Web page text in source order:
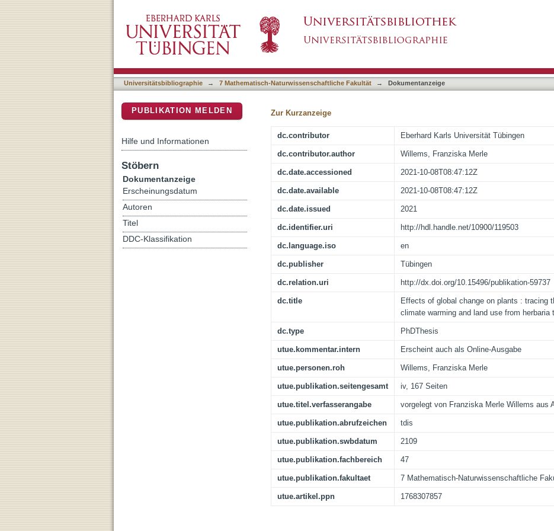
Effects of global change on plants : tracing the footprints of climate warming
herbaria to forest understories.
Universitätsbibliographie → 7 Mathematisch-Naturwissenschaftliche Fakultät → Dokumentanzeige
Zur Kurzanzeige
dc.contributor Eberhard Karls Universität Tübingen
dc.contributor.author Willems, Franziska Merle
dc.date.accessioned 2021-10-08T08:47:12Z
dc.date.available 2021-10-08T08:47:12Z
dc.date.issued 2021
dc.identifier.uri http://hdl.handle.net/10900/119503
dc.language.iso en
dc.publisher Tübingen
dc.relation.uri http://dx.doi.org/10.15496/publikation-59737
dc.title
Effects of global change on plants : tracing
climate warming and land use from herbaria
dc.type PhDThesis
utue.kommentar.intern Erscheint auch als Online-Ausgabe
utue.personen.roh Willems, Franziska Merle
utue.publikation.seitengesamt iv, 167 Seiten
utue.titel.verfasserangabe vorgelegt von Franziska Merle Willems aus
utue.publikation.abrufzeichen tdis
utue.publikation.swbdatum 2109
utue.publikation.fachbereich 47
utue.publikation.fakultaet 7 Mathematisch-Naturwissenschaftliche
utue.artikel.ppn 1768307857
PUBLIKATION MELDEN
Hilfe und Informationen
Stöbern
Dokumentanzeige
Erscheinungsdatum
Autoren
Titel
DDC-Klassifikation